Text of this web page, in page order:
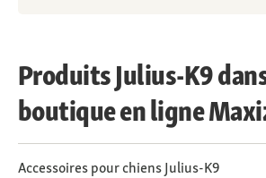
Produits Julius-K9
boutique en ligne
Accessoires pour chiens Julius-K9